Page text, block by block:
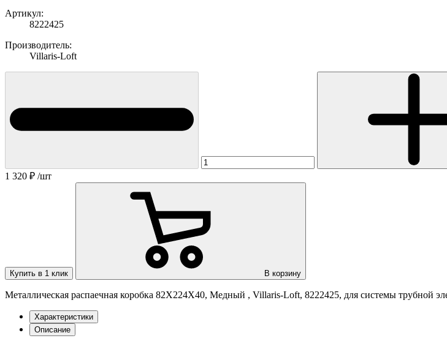
Артикул:
8222425
Производитель:
Villaris-Loft
1 320 ₽ /шт
Купить в 1 клик В корзину
Металлическая распаечная коробка 82Х224Х40, Медный , Villaris-Loft, 8222425, для системы трубной
Характеристики
Описание